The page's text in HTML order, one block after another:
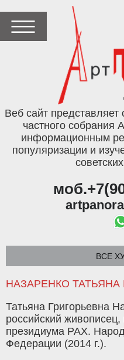
Веб сайт представляет
частного собрания
информационным
популяризации и
ВСЕ
НАЗАРЕНКО ТАТЬЯНА
Татьяна Григорьевна
российский
президиума РАХ.
Федерации (2014 г.).